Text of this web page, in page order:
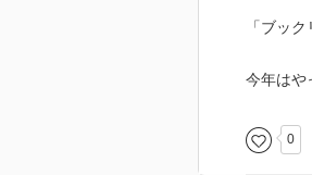
「ブッ
今年はや
0